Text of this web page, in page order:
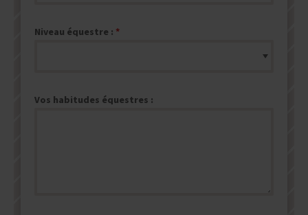
Niveau équestre :
Vos habitudes équestres :